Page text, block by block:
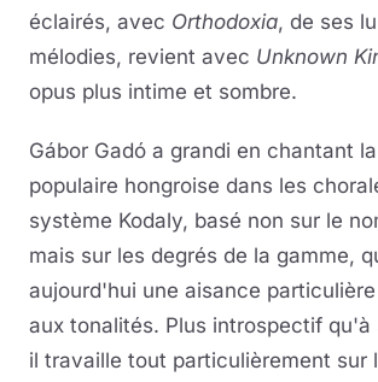
éclairés, avec Orthodoxia, de ses
mélodies, revient avec Unknown
opus plus intime et sombre.
Gábor Gadó a grandi en chantant
populaire hongroise dans les
système Kodaly, basé non sur le
mais sur les degrés de la gamme,
aujourd'hui une aisance
aux tonalités. Plus introspectif qu'à
il travaille tout particulièrement sur